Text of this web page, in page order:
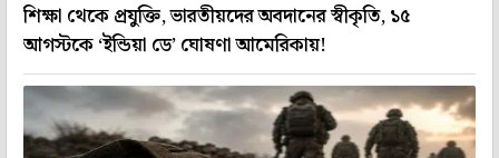
শিক্ষা থেকে প্রযুক্তি, ভারতীয়দের অবদানের স্বীকৃতি, ১৫
আগস্টকে ‘ইন্ডিয়া ডে’ ঘোষণা আমেরিকায়!